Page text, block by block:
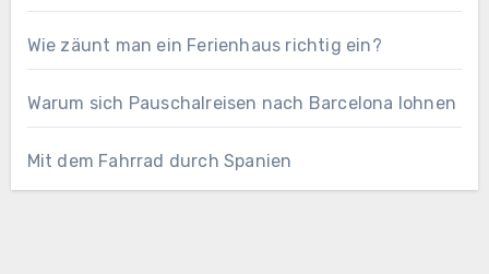
Wie zäunt man ein Ferienhaus richtig ein?
Warum sich Pauschalreisen nach Barcelona lohnen
Mit dem Fahrrad durch Spanien